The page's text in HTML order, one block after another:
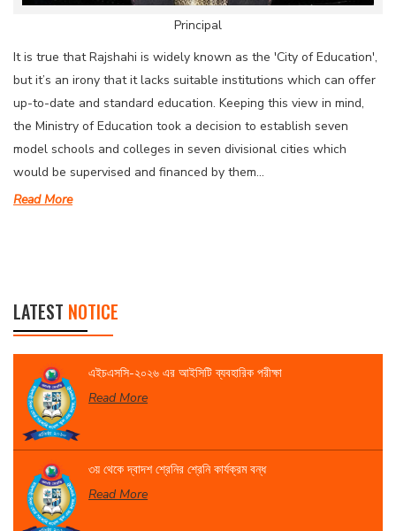
Principal
It is true that Rajshahi is widely known as the 'City of Education',
but it’s an irony that it lacks suitable institutions which can offer
up-to-date and standard education. Keeping this view in mind,
the Ministry of Education took a decision to establish seven
model schools and colleges in seven divisional cities which
would be supervised and financed by them...
Read More
LATEST NOTICE
এইচএসসি-২০২৬ এর আইসিটি ব্যবহারিক পরীক্ষা
Read More
৩য় থেকে দ্বাদশ শ্রেনির শ্রেনি কার্যক্রম বন্ধ
Read More